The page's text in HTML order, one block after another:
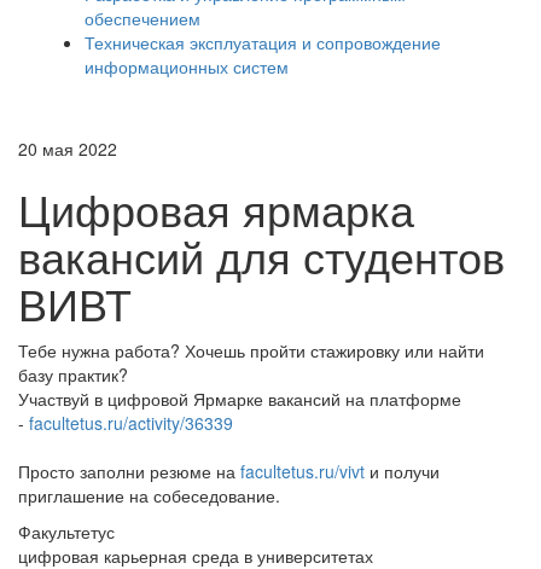
обеспечением
Техническая эксплуатация и сопровождение
информационных систем
20 мая 2022
Цифровая ярмарка
вакансий для студентов
ВИВТ
Тебе нужна работа? Хочешь пройти стажировку или найти
базу практик?
Участвуй в цифровой Ярмарке вакансий на платформе
- facultetus.ru/activity/36339
Просто заполни резюме на facultetus.ru/vivt и получи
приглашение на собеседование.
Факультетус
цифровая карьерная среда в университетах